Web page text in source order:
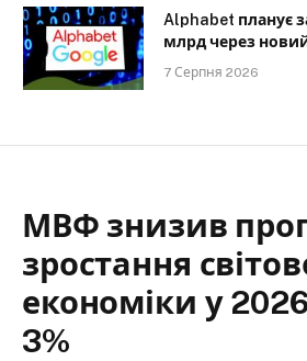
Alphabet планує
млрд через
7 Серпня 2026
МВФ знизив
зростання
економіки у
3%